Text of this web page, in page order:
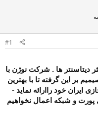
#1
دیتاسنتر ها . شرکت نوژن با
بر این گرفته تا با بهترین
خود راارائه نماید -
و شبکه اعمال نخواهیم